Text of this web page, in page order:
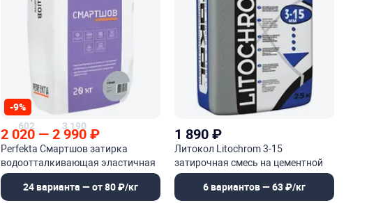
-9%
602
2 020 — 3 190
2 990₽
Perfekta Смартшов затирка
водоотталкивающая эластичная
24 варианта — от 80 ₽/кг
1 890₽
Литокол Litochrom 3-15
затирочная смесь на цементной
основе
6 вариантов — 63 ₽/кг